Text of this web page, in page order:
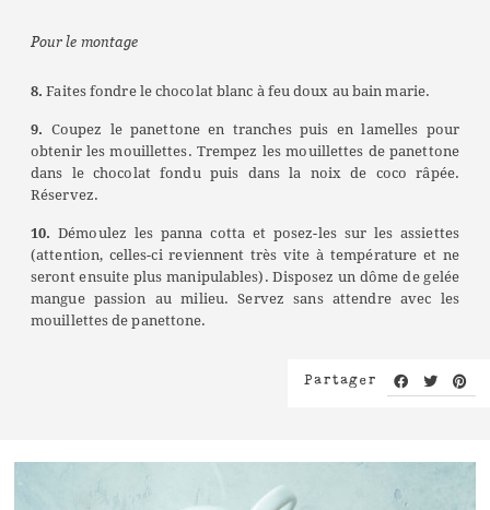
Pour le montage
8.Faites fondre le chocolat blanc à feu doux au bain marie.
9. Coupez le panettone en tranches puis en lamelles pour
obtenir les mouillettes. Trempez les mouillettes de panettone
dans le chocolat fondu puis dans la noix de coco râpée.
Réservez.
10. Démoulez les panna cotta et posez-les sur les assiettes
(attention, celles-ci reviennent très vite à température et ne
seront ensuite plus manipulables). Disposez un dôme de gelée
mangue passion au milieu. Servez sans attendre avec les
mouillettes de panettone.
Partager